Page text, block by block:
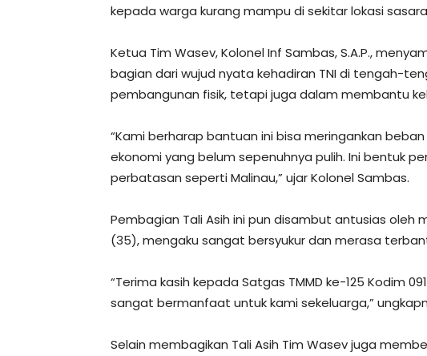
kepada warga kurang mampu di sekitar lokasi
Ketua Tim Wasev, Kolonel Inf Sambas, S.A.P.,
bagian dari wujud nyata kehadiran TNI di tengah-
pembangunan fisik, tetapi juga dalam membantu
“Kami berharap bantuan ini bisa meringankan
ekonomi yang belum sepenuhnya pulih. Ini bentuk
perbatasan seperti Malinau,” ujar Kolonel Sambas.
Pembagian Tali Asih ini pun disambut antusias oleh
(35), mengaku sangat bersyukur dan merasa
“Terima kasih kepada Satgas TMMD ke-125 Kodim
sangat bermanfaat untuk kami sekeluarga,”
Selain membagikan Tali Asih Tim Wasev juga